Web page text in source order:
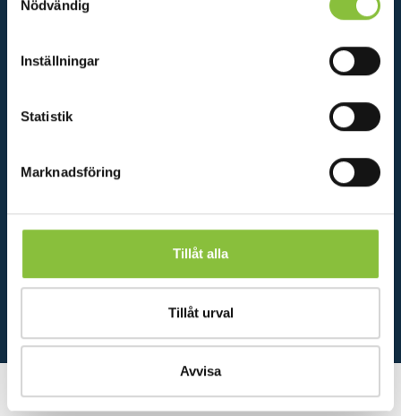
Nödvändig
Inställningar
Statistik
Marknadsföring
Tillåt alla
Tillåt urval
Avvisa
900 SKÄNKTA BILJETTER TILL TVÅ ETABLERADE
ORGANISATIONER